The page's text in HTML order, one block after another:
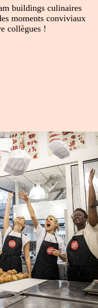
buildings culinaires
moments conviviaux
collègues !